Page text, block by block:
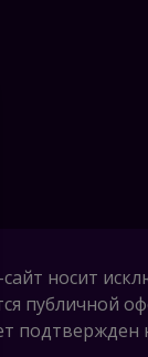
носит
публичной